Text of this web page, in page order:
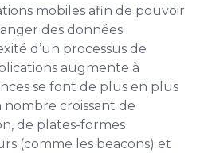
mobiles afin de pouvoir
des données.
d’un processus de
augmente à
se font de plus en plus
nombre croissant de
de plates-formes
(comme les beacons) et